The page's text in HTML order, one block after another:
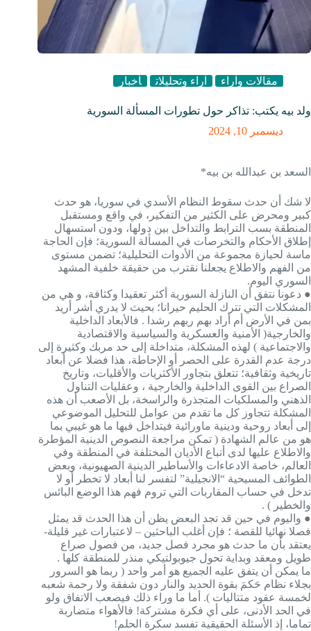
مقالات وآراء آراء وتحليلات أخبار
ولد بيه يكتب: تذاكر حول تطورات المسألة السورية
ديسمبر 10, 2024
السعد بن عبدالله بن بيه*
لا شك أن حدث سقوط النظام الأسدي في سوريا، هو حدث
كبير ومحرض على الكثير من التفكير، في واقع ومستقبل
المنطقة بسب الترابط والتداخل بين دولها، ودون استسهال
إطلاق الأحكام والتخرصات في المسألة السورية؛ فإن الحاجة
ماسة لحيازة مجموعة من الأدوات التحليلية؛ تضمن مستوى
من الفهم والاطلاع يجعلنا نقترب من حقيقة خلفية المشهد
السوري اليوم.
● دعونا نتفق أن النازلة السورية أكثر تعقيدا وكثافة، و هي من
المشكلات التي تترك الحليم حيرانا؛ بحيث لا يدري أشر أريد
بمن في الأرض أم أراد بهم ربهم رشدا . فالأبعاد الداخلية
والخارجية( الأمنية والعسكرية والسياسية والاقتصادية
والاجتماعية ) لهذه المشكلة، متداخلة إلى حد مربك وكثيرة إلى
درجة عدم القدرة على الحصر أو الإحاطة، هذا فضلا عن أبعاد
تاريخية وثقافية؛ تتعلق بتجاور الأكثريات والأقليات، وتاريخ
الصراع بين القوى الداخلية والخارجية ، وعقليات التناول
الذهني والمسلكيات المتجذرة والراسخة، بل الأصعب أن هذه
المشكلة تتجاوز كل ما تقدم من عوامل للتحليل الموضوعي
إلى أبعاد روحية ودينية ماورائية فيتداخل فيها ما هو غيبي بما
هو من عالم الشهادة ( تمكن مراجعة النصوص الدينية المؤطرة
والاطلاع عليها لدى أتباع الأديان المختلفة في المنطقة وفي
العالم، خاصة الادعاءات والأساطير الدينية الصهيونية، وبعض
الطوائف المسيحية “الانجيلية” لتفسر لنا أبعاد لا تخطر أو لا
تدخل في حساب المقاربات التي تروم فهم هذا الوضع البائس
والخطير ) .
● واليوم في حين قد تجد البعض يظن أن هذا الحدث قد يمثل
فصلا نهائيا للقصة ؛ فإن أغلب الباحثين – لاعتبارات غير قليلة-
يعتقد بأن ما حدث هو مجرد فصل جديد، من فصول صراع
طويل ومعقد وبداية تحول جيوبولتيكي منذر للمنطقة كلها .
ما يمكن أن يتفق عليه الجميع هو أمر واحد ( ربما هو السرور
بجلاء نظام حَكمَ بقوة الحديد والنار دون شفقة ولا رحمة شعبه
لخمسة عقود متتاليات ). أما ما وراء ذلك فيصعب الاتفاق ولو
في الحد الأدنى، على أي فكرة مشتركة! فالأهواء متضاربة
تماما، إذ الأسئلة الحقيقية تفسد سكرة الحلم!